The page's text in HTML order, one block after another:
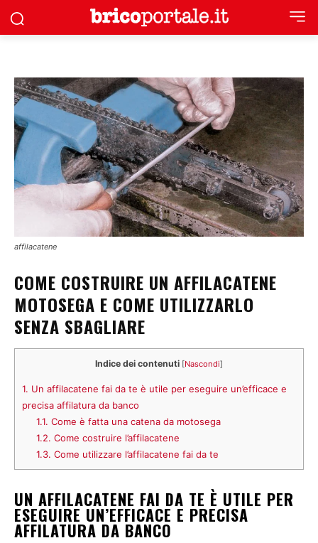
affilacatene
COME COSTRUIRE UN AFFILACATENE
MOTOSEGA E COME UTILIZZARLO
SENZA SBAGLIARE
Indice dei contenuti [Nascondi]
1. Un affilacatene fai da te è utile per eseguire un’efficace e
precisa affilatura da banco
1.1. Come è fatta una catena da motosega
1.2. Come costruire l’affilacatene
1.3. Come utilizzare l’affilacatene fai da te
UN AFFILACATENE FAI DA TE È UTILE PER
ESEGUIRE UN’EFFICACE E PRECISA
AFFILATURA DA BANCO